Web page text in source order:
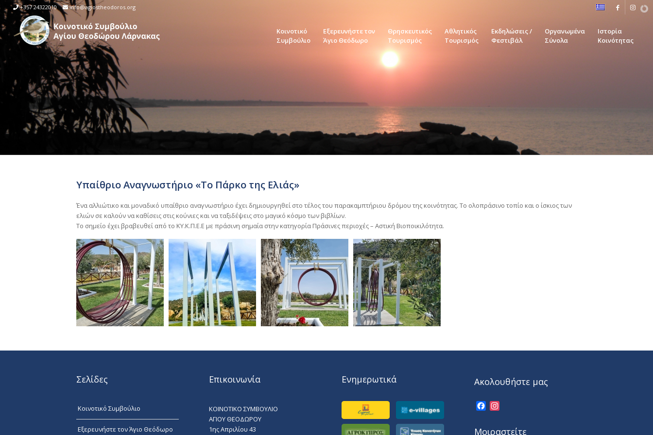
+357 24322010 info@agiostheodoros.org
Κοινοτικό
Συμβούλιο
Εξερευνήστε τον
Άγιο Θεόδωρο
Θρησκευτικός
Τουρισμός
Αθλητικός
Τουρισμός
Εκδηλώσεις /
Φεστιβάλ
Οργανωμένα
Σύνολα
Ιστορία
Κοινότητας
Υπαίθριο Αναγνωστήριο «Το Πάρκο της Ελιάς»
Ένα αλλιώτικο και μοναδικό υπαίθριο αναγνωστήριο έχει δημιουργηθεί στο τέλος του παρακαμπτήριου δρόμου της κοινότητας. Το ολοπράσινο τοπίο και ο ίσκιος των
ελιών σε καλούν να καθίσεις στις κούνιες και να ταξιδέψεις στο μαγικό κόσμο των βιβλίων.
Το σημείο έχει βραβευθεί από το ΚΥ.Κ.Π.Ε.Ε με πράσινη σημαία στην κατηγορία Πράσινες περιοχές – Αστική Βιοποικιλότητα.
Σελίδες
Κοινοτικό Συμβούλιο
Εξερευνήστε τον Άγιο Θεόδωρο
Επικοινωνία
ΚΟΙΝΟΤΙΚΟ ΣΥΜΒΟΥΛΙΟ
ΑΓΙΟΥ ΘΕΟΔΩΡΟΥ
1ης Απριλίου 43
Ενημερωτικά Ακολουθήστε μας
Facebook
Μοιραστείτε